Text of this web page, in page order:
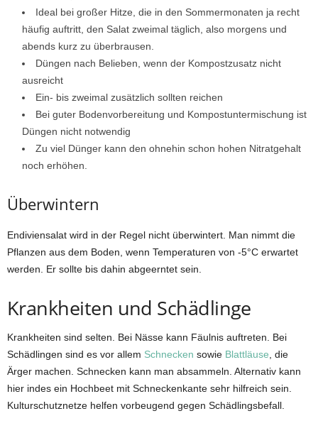
Ideal bei großer Hitze, die in den Sommermonaten ja recht
häufig auftritt, den Salat zweimal täglich, also morgens und
abends kurz zu überbrausen.
Düngen nach Belieben, wenn der Kompostzusatz nicht
ausreicht
Ein- bis zweimal zusätzlich sollten reichen
Bei guter Bodenvorbereitung und Kompostuntermischung ist
Düngen nicht notwendig
Zu viel Dünger kann den ohnehin schon hohen Nitratgehalt
noch erhöhen.
Überwintern
Endiviensalat wird in der Regel nicht überwintert. Man nimmt die
Pflanzen aus dem Boden, wenn Temperaturen von -5°C erwartet
werden. Er sollte bis dahin abgeerntet sein.
Krankheiten und Schädlinge
Krankheiten sind selten. Bei Nässe kann Fäulnis auftreten. Bei
Schädlingen sind es vor allem Schnecken sowie Blattläuse, die
Ärger machen. Schnecken kann man absammeln. Alternativ kann
hier indes ein Hochbeet mit Schneckenkante sehr hilfreich sein.
Kulturschutznetze helfen vorbeugend gegen Schädlingsbefall.